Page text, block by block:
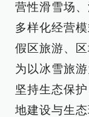
营性滑雪场
多样化经营
假区旅游、
为以冰雪旅
坚持生态保
地建设与生